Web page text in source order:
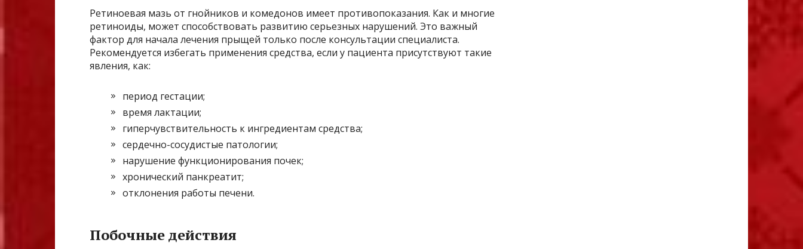
Ретиноевая мазь от гнойников и комедонов имеет противопоказания. Как и многие
ретиноиды, может способствовать развитию серьезных нарушений. Это важный
фактор для начала лечения прыщей только после консультации специалиста.
Рекомендуется избегать применения средства, если у пациента присутствуют такие
явления, как:
период гестации;
время лактации;
гиперчувствительность к ингредиентам средства;
сердечно-сосудистые патологии;
нарушение функционирования почек;
хронический панкреатит;
отклонения работы печени.
Побочные действия